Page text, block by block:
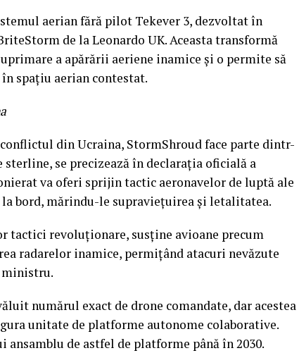
aerian fără pilot Tekever 3, dezvoltat în
de la Leonardo UK. Aceasta transformă
a apărării aeriene inamice și o permite să
spațiu aerian contestat.
din Ucraina, StormShroud face parte dintr-
se precizează în declarația oficială a
va oferi sprijin tactic aeronavelor de luptă ale
bord, mărindu-le supraviețuirea și letalitatea.
tactici revoluționare, susține avioane precum
radarelor inamice, permițând atacuri nevăzute
ministru.
numărul exact de drone comandate, dar acestea
unitate de platforme autonome colaborative.
de astfel de platforme până în 2030.